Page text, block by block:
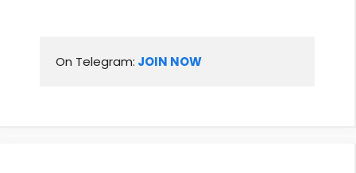
On Telegram: JOIN NOW